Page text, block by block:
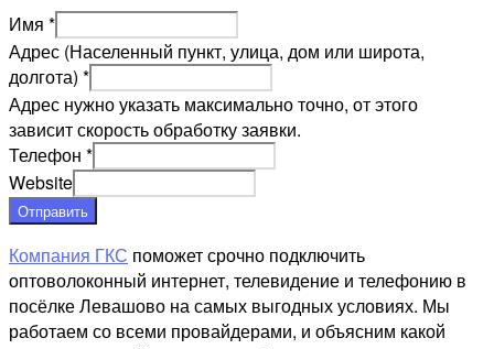
Имя *
Адрес (Населенный пункт, улица, дом или широта,
долгота) *
Адрес нужно указать максимально точно, от этого
зависит скорость обработку заявки.
Телефон *
Website
Отправить
Компания ГКС поможет срочно подключить
оптоволоконный интернет, телевидение и телефонию в
посёлке Левашово на самых выгодных условиях. Мы
работаем со всеми провайдерами, и объясним какой